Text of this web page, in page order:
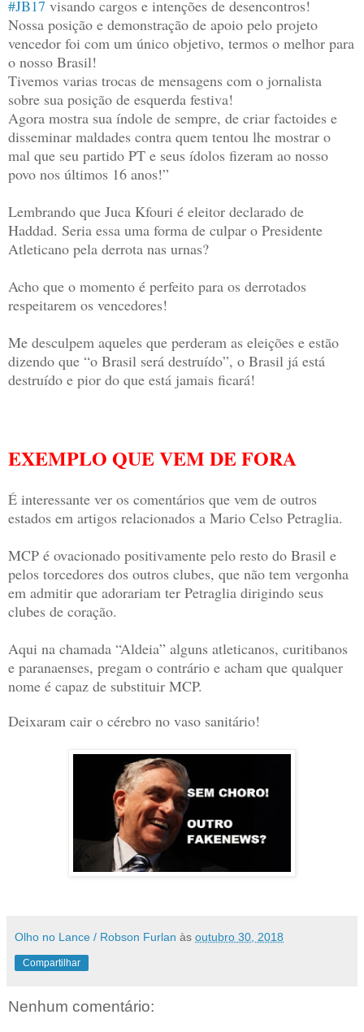
#JB17 visando cargos e intenções de desencontros!
Nossa posição e demonstração de apoio pelo projeto
vencedor foi com um único objetivo, termos o melhor para
o nosso Brasil!
Tivemos varias trocas de mensagens com o jornalista
sobre sua posição de esquerda festiva!
Agora mostra sua índole de sempre, de criar factoides e
disseminar maldades contra quem tentou lhe mostrar o
mal que seu partido PT e seus ídolos fizeram ao nosso
povo nos últimos 16 anos!”
Lembrando que Juca Kfouri é eleitor declarado de
Haddad. Seria essa uma forma de culpar o Presidente
Atleticano pela derrota nas urnas?
Acho que o momento é perfeito para os derrotados
respeitarem os vencedores!
Me desculpem aqueles que perderam as eleições e estão
dizendo que “o Brasil será destruído”, o Brasil já está
destruído e pior do que está jamais ficará!
EXEMPLO QUE VEM DE FORA
É interessante ver os comentários que vem de outros
estados em artigos relacionados a Mario Celso Petraglia.
MCP é ovacionado positivamente pelo resto do Brasil e
pelos torcedores dos outros clubes, que não tem vergonha
em admitir que adorariam ter Petraglia dirigindo seus
clubes de coração.
Aqui na chamada “Aldeia” alguns atleticanos, curitibanos
e paranaenses, pregam o contrário e acham que qualquer
nome é capaz de substituir MCP.
Deixaram cair o cérebro no vaso sanitário!
Olho no Lance / Robson Furlan às outubro 30, 2018
Compartilhar
Nenhum comentário: